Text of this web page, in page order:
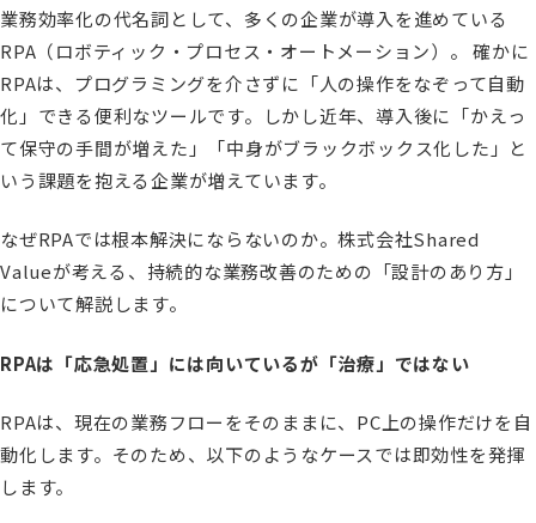
業務効率化の代名詞として、多くの企業が導入を進めている
RPA（ロボティック・プロセス・オートメーション）。 確かに
RPAは、プログラミングを介さずに「人の操作をなぞって自動
化」できる便利なツールです。しかし近年、導入後に「かえっ
て保守の手間が増えた」「中身がブラックボックス化した」と
いう課題を抱える企業が増えています。
なぜRPAでは根本解決にならないのか。株式会社Shared
Valueが考える、持続的な業務改善のための「設計のあり方」
について解説します。
RPAは「応急処置」には向いているが「治療」ではない
RPAは、現在の業務フローをそのままに、PC上の操作だけを自
動化します。そのため、以下のようなケースでは即効性を発揮
します。